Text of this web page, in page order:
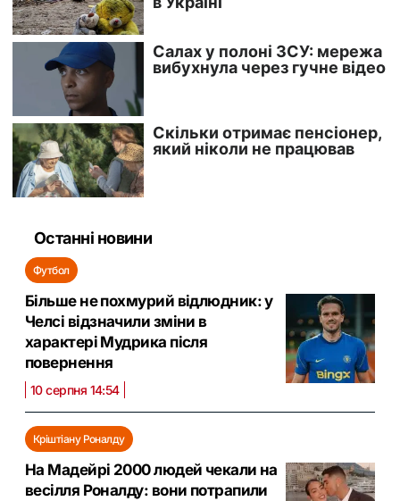
Останні новини
Футбол
Більше не похмурий відлюдник: у
Челсі відзначили зміни в
характері Мудрика після
повернення
10 серпня 14:54
Кріштіану Роналду
На Мадейрі 2000 людей чекали на
весілля Роналду: вони потрапили